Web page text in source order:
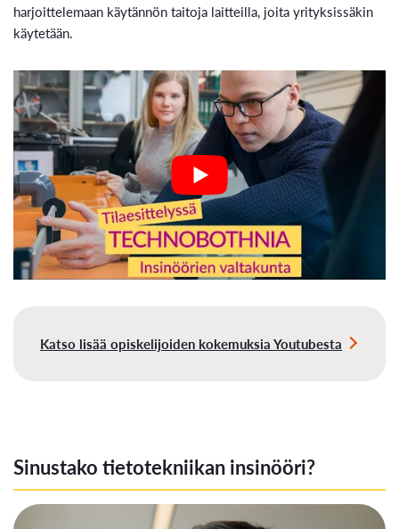
harjoittelemaan käytännön taitoja laitteilla, joita yrityksissäkin
käytetään.
Katso lisää opiskelijoiden kokemuksia Youtubesta
Sinustako tietotekniikan insinööri?